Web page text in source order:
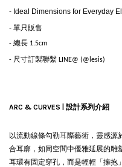
- Ideal Dimensions for Everyday
- 單只販售
- 總長 1.5cm
- 尺寸訂製聯繫 LINE@ (@lesis)
ARC & CURVES | 設計系列介紹
以流動線條勾勒耳際藝術，靈感源
合耳廓，如同空間中優雅延展的雕
耳環有固定穿孔，而是輕輕「擁抱